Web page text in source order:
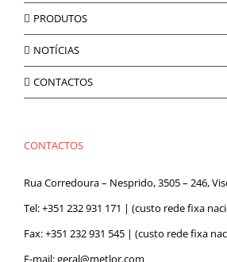
PRODUTOS
NOTÍCIAS
CONTACTOS
CONTACTOS
Rua Corredoura – Nesprido, 3505 – 246,
Tel:+351 232 931 171 | (custo rede fixa
Fax: +351 232 931 545 | (custo rede fixa
E-mail:geral@metlor.com